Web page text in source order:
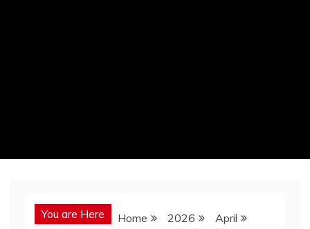
You are Here Home 2026
April